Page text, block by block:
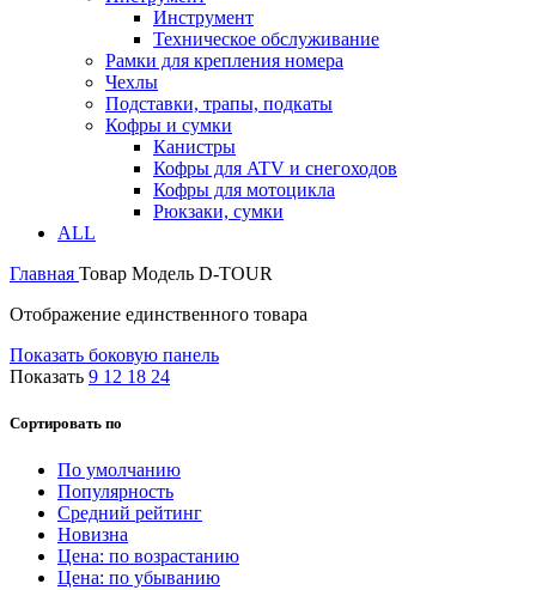
Инструмент
Техническое обслуживание
Рамки для крепления номера
Чехлы
Подставки, трапы, подкаты
Кофры и сумки
Канистры
Кофры для ATV и снегоходов
Кофры для мотоцикла
Рюкзаки, сумки
ALL
Главная Товар Модель D-TOUR
Отображение единственного товара
Показать боковую панель
Показать 9 12 18 24
Сортировать по
По умолчанию
Популярность
Средний рейтинг
Новизна
Цена: по возрастанию
Цена: по убыванию